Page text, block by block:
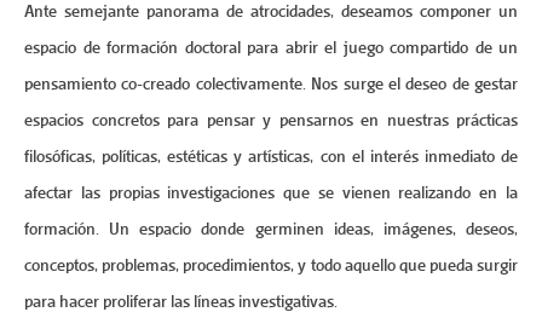
Ante semejante panorama de atrocidades, deseamos componer un
espacio de formación doctoral para abrir el juego compartido de un
pensamiento co-creado colectivamente. Nos surge el deseo de gestar
espacios concretos para pensar y pensarnos en nuestras prácticas
filosóficas, políticas, estéticas y artísticas, con el interés inmediato de
afectar las propias investigaciones que se vienen realizando en la
formación. Un espacio donde germinen ideas, imágenes, deseos,
conceptos, problemas, procedimientos, y todo aquello que pueda surgir
para hacer proliferar las líneas investigativas.